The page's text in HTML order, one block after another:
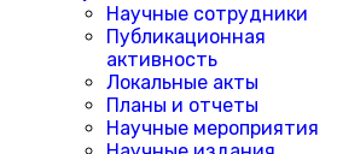
Научные сотрудники
Публикационная
активность
Локальные акты
Планы и отчеты
Научные мероприятия